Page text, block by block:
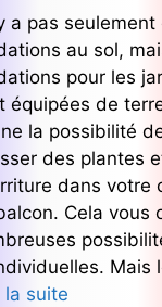
a pas seulement
au sol,
pour les
équipées de
la possibilité
des plantes
dans votre
Cela vous
Mais
la suite